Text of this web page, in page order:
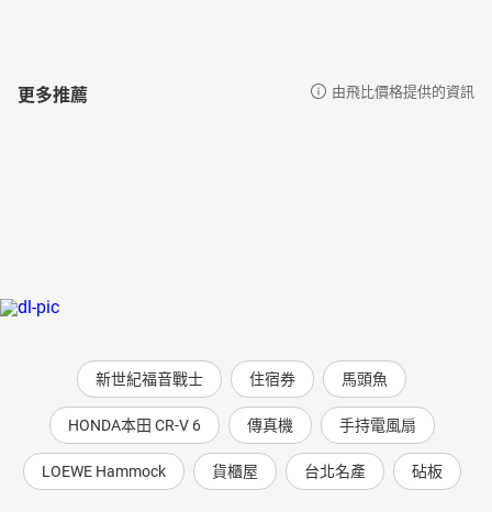
更多推薦 由飛比價格提供的資訊
新世紀福音戰士 住宿券 馬頭魚
HONDA本田 CR-V 6 傳真機 手持電風扇
LOEWE Hammock 貨櫃屋 台北名產 砧板